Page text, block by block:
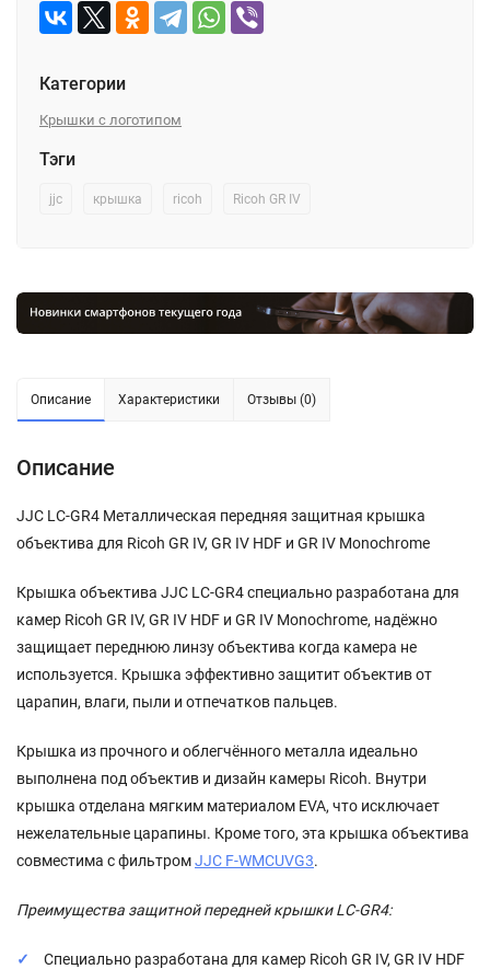
Категории
Крышки с логотипом
Тэги
jjc крышка ricoh Ricoh GR IV
Описание Характеристики Отзывы (0)
Описание
JJC LC-GR4 Металлическая передняя защитная крышка
объектива для Ricoh GR IV, GR IV HDF и GR IV Monochrome
Крышка объектива JJC LC-GR4 специально разработана для
камер Ricoh GR IV, GR IV HDF и GR IV Monochrome, надёжно
защищает переднюю линзу объектива когда камера не
используется. Крышка эффективно защитит объектив от
царапин, влаги, пыли и отпечатков пальцев.
Крышка из прочного и облегчённого металла идеально
выполнена под объектив и дизайн камеры Ricoh. Внутри
крышка отделана мягким материалом EVA, что исключает
нежелательные царапины. Кроме того, эта крышка объектива
совместима с фильтромJJC F-WMCUVG3.
Преимущества защитной передней крышки LC-GR4:
Специально разработана для камер Ricoh GR IV, GR IV HDF